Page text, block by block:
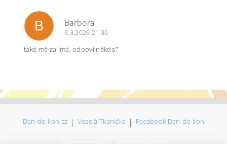
B Barbora
9.3.2026 21:30
také mě zajímá, odpoví někdo?
Dan-de-lion.cz | Veselá Tkanička | Facebook Dan-de-lion